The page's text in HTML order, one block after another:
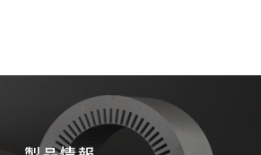
お問い合わせ